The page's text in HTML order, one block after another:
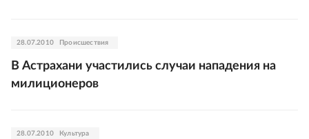
28.07.2010 Происшествия
В Астрахани участились случаи нападения на
милиционеров
28.07.2010 Культура